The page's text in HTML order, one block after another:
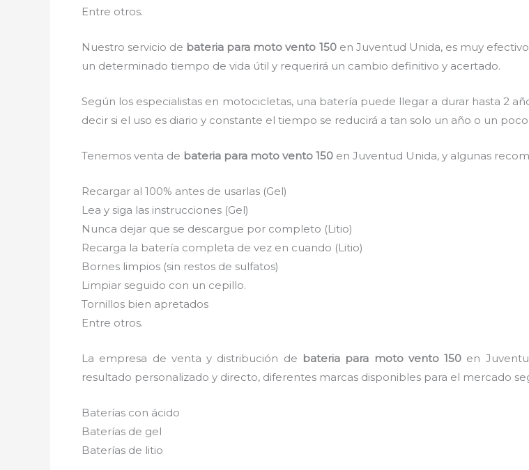
Entre otros.
Nuestro servicio de bateria para moto vento 150en Juventud Unida, es muy
un determinado tiempo de vida útil y requerirá un cambio definitivo y acertado.
Según los especialistas en motocicletas, una batería puede llegar a durar hasta 2
decir si el uso es diario y constante el tiempo se reducirá a tan solo un año o un poco
Tenemos venta de bateria para moto vento 150 en Juventud Unida, y algunas
Recargar al 100% antes de usarlas (Gel)
Lea y siga las instrucciones (Gel)
Nunca dejar que se descargue por completo (Litio)
Recarga la batería completa de vez en cuando (Litio)
Bornes limpios (sin restos de sulfatos)
Limpiar seguido con un cepillo.
Tornillos bien apretados
Entre otros.
La empresa de venta y distribución de bateria para moto vento 150 en
resultado personalizado y directo, diferentes marcas disponibles para el mercado
Baterías con ácido
Baterías de gel
Baterías de litio